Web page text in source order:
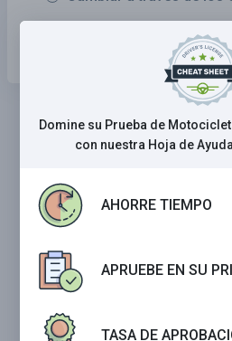
Domine su Prueba de
con nuestra Hoja de Ayuda
AHORRE TIEMPO
APRUEBE EN SU
TASA DE